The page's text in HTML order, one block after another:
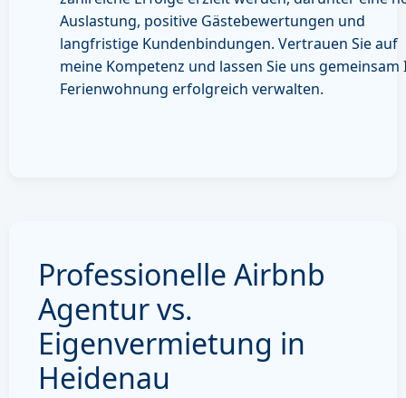
Auslastung, positive Gästebewertungen und
langfristige Kundenbindungen. Vertrauen Sie auf
meine Kompetenz und lassen Sie uns gemeinsam
Ferienwohnung erfolgreich verwalten.
Professionelle Airbnb
Agentur vs.
Eigenvermietung in
Heidenau